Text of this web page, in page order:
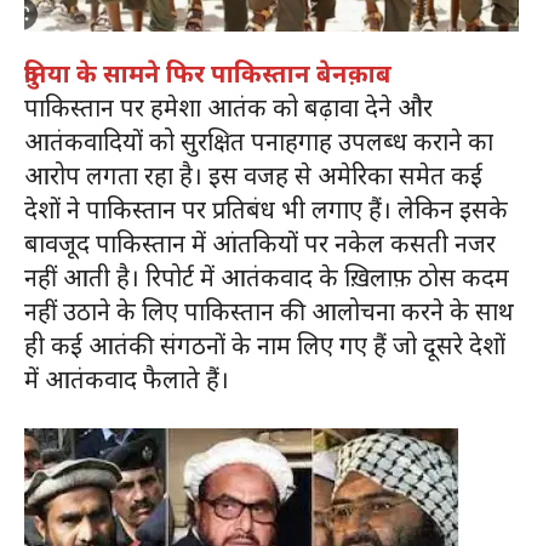
दुनिया के सामने फिर पाकिस्तान बेनक़ाब
पाकिस्‍तान पर हमेशा आतंक को बढ़ावा देने और
आतंकवादियों को सुरक्षित पनाहगाह उपलब्‍ध कराने का
आरोप लगता रहा है। इस वजह से अमेरिका समेत कई
देशों ने पाकिस्‍तान पर प्रतिबंध भी लगाए हैं। लेकिन इसके
बावजूद पाकिस्‍तान में आंतकियों पर नकेल कसती नजर
नहीं आती है। रिपोर्ट में आतंकवाद के ख़िलाफ़ ठोस कदम
नहीं उठाने के लिए पाकिस्तान की आलोचना करने के साथ
ही कई आतंकी संगठनों के नाम लिए गए हैं जो दूसरे देशों
में आतंकवाद फैलाते हैं।